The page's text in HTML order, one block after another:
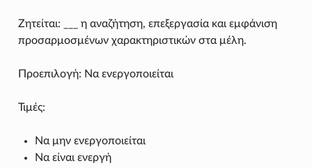
Ζητείται: ___ η αναζήτηση, επεξεργασία και εμφάνιση
προσαρμοσμένων χαρακτηριστικών στα μέλη.
Προεπιλογή: Να ενεργοποιείται
Τιμές:
Να μην ενεργοποιείται
Να είναι ενεργή